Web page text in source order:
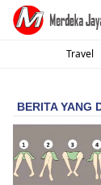
Travel